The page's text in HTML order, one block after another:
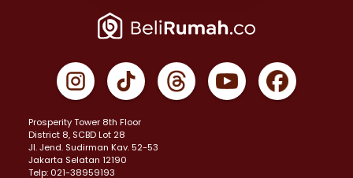
Properti Dijual di Jakarta Pusat >
Properti Dijual di Gambir >
Properti Dijual di Johar Baru >
Properti Dijual di Menteng >
Properti Dijual di Senen >
Properti Dijual di Tanah Abang >
Prosperity Tower 8th Floor
District 8, SCBD Lot 28
JI. Jend. Sudirman Kav. 52-53
Jakarta Selatan 12190
Telp: 021-38959193